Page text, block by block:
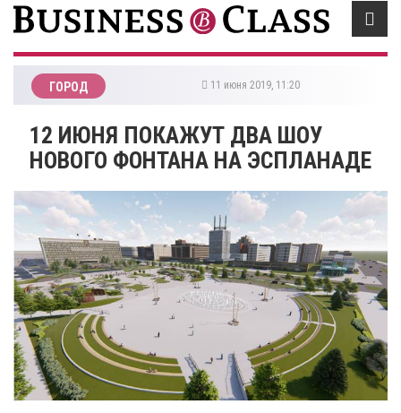
ГОРОД 11 июня 2019, 11:20
12 ИЮНЯ ПОКАЖУТ ДВА ШОУ
НОВОГО ФОНТАНА НА ЭСПЛАНАДЕ